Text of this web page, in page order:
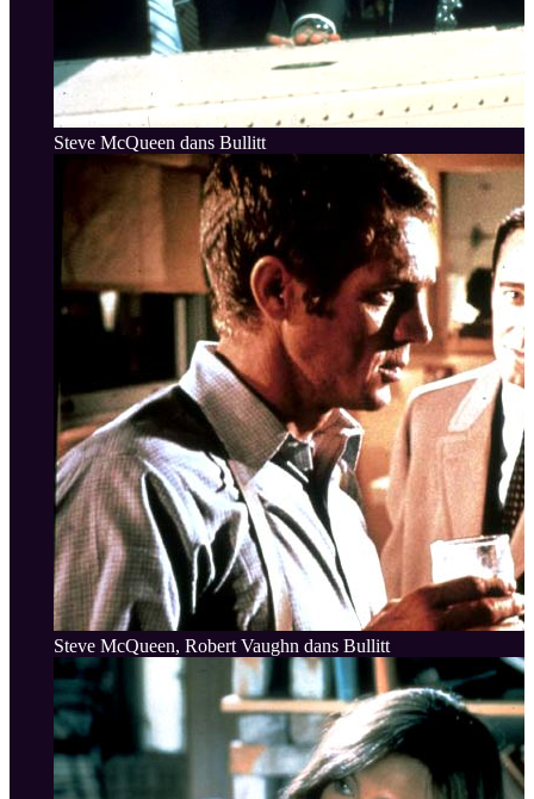
Steve McQueen dans Bullitt
Steve McQueen, Robert Vaughn dans Bullitt